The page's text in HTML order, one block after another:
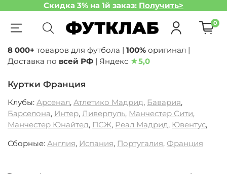
Скидка 3% на 1й заказ: Получить>
0
8 000+ товаров для футбола | 100% оригинал |
Доставка по всей РФ | Яндекс ★5,0
Куртки Франция
Клубы: Арсенал, Атлетико Мадрид, Бавария,
Барселона, Интер, Ливерпуль, Манчестер Сити,
Манчестер Юнайтед, ПСЖ, Реал Мадрид, Ювентус,
Сборные: Англия, Испания, Португалия, Франция